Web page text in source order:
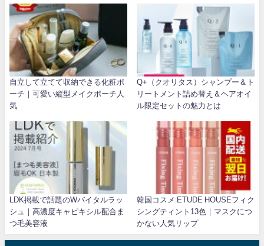
自立して立てて収納できる化粧ポ
ーチ｜可愛い縦型メイクポーチ人
気
Q+（クオリタス）シャンプー＆ト
リートメント詰め替え＆ヘアオイ
ル限定セットの魅力とは
LDK掲載で話題のWバイタルラッ
シュ｜高濃度キャピキシル配合ま
つ毛美容液
韓国コスメ ETUDE HOUSEフィク
シングティント13色｜マスクにつ
かない人気リップ